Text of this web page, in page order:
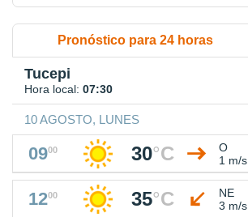
Pronóstico para 24 horas
Tucepi
Hora local: 07:30
10 AGOSTO, LUNES
0900 30°C
O
1 m/s
1200 35°C
NE
3 m/s